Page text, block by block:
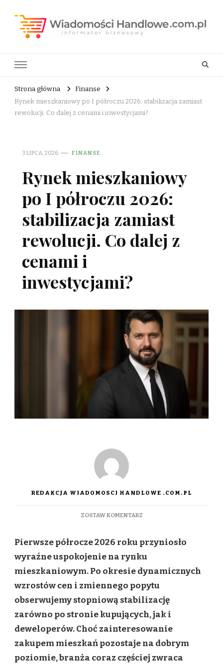
Strona główna
Finanse
Rynek mieszkaniowy po I półroczu 2026: stabilizacja zamiast
rewolucji. Co dalej z cenami i inwestycjami?
3 LIPCA, 2026 FINANSE
Rynek mieszkaniowy
po I półroczu 2026:
stabilizacja zamiast
rewolucji. Co dalej z
cenami i
inwestycjami?
REDAKCJA WIADOMOSCI HANDLOWE .COM.PL
ZOSTAW KOMENTARZDO
PO
PÓŁROCZU
2026:
STABILIZACJA
ZAMIAST
REWOLUCJI.
CO
DALEJ
Z
I
INWESTYCJAMI?
Pierwsze półrocze 2026 roku przyniosło
wyraźne uspokojenie na rynku
mieszkaniowym. Po okresie dynamicznych
wzrostów cen i zmiennego popytu
obserwujemy stopniową stabilizację
zarówno po stronie kupujących, jak i
deweloperów. Choć zainteresowanie
zakupem mieszkań pozostaje na dobrym
poziomie, branża coraz częściej zwraca